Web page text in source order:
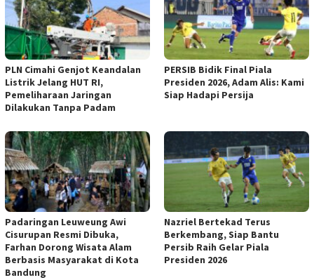
PLN Cimahi Genjot Keandalan
Listrik Jelang HUT RI,
Pemeliharaan Jaringan
Dilakukan Tanpa Padam
PERSIB Bidik Final Piala
Presiden 2026, Adam Alis: Kami
Siap Hadapi Persija
Padaringan Leuweung Awi
Cisurupan Resmi Dibuka,
Farhan Dorong Wisata Alam
Berbasis Masyarakat di Kota
Bandung
Nazriel Bertekad Terus
Berkembang, Siap Bantu
Persib Raih Gelar Piala
Presiden 2026